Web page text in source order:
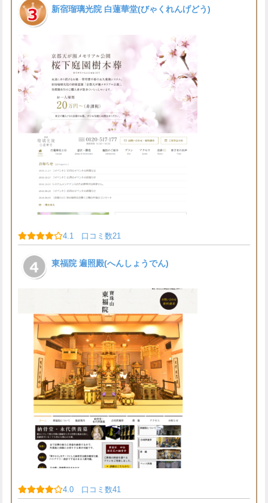
新宿瑠璃光院 白蓮華堂(びゃくれんげどう)
4.1 口コミ数21
東福院 遍照殿(へんしょうでん)
4.0 口コミ数41